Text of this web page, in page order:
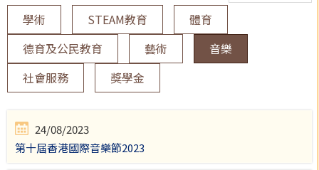
學術
STEAM教育
體育
德育及公民教育
藝術
音樂
社會服務
獎學金
24/08/2023
第十屆香港國際音樂節2023